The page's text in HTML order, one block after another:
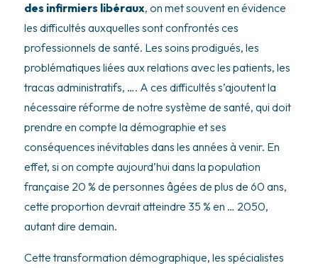
des infirmiers libéraux, on met souvent en évidence
les difficultés auxquelles sont confrontés ces
professionnels de santé. Les soins prodigués, les
problématiques liées aux relations avec les patients, les
tracas administratifs, …. A ces difficultés s’ajoutent la
nécessaire réforme de notre système de santé, qui doit
prendre en compte la démographie et ses
conséquences inévitables dans les années à venir. En
effet, si on compte aujourd’hui dans la population
française 20 % de personnes âgées de plus de 60 ans,
cette proportion devrait atteindre 35 % en … 2050,
autant dire demain.
Cette transformation démographique, les spécialistes